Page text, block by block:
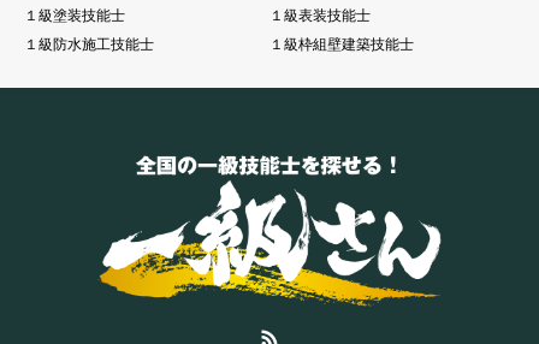
１級塗装技能士
１級表装技能士
１級防水施工技能士
１級枠組壁建築技能士